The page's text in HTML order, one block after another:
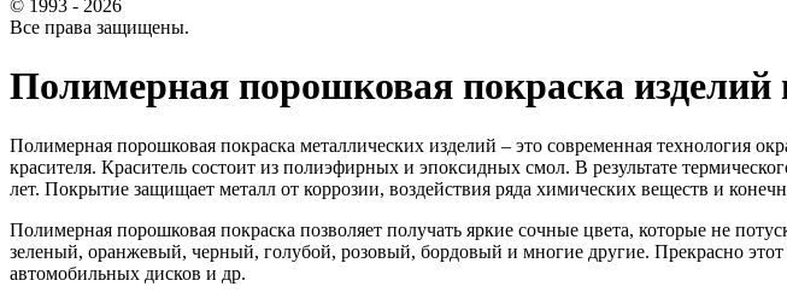
© 1993 - 2026
Все права защищены.
Полимерная порошковая покраска изделий
Полимерная порошковая покраска металлических изделий – это современная технология
красителя. Краситель состоит из полиэфирных и эпоксидных смол. В результате
лет. Покрытие защищает металл от коррозии, воздействия ряда химических веществ и
Полимерная порошковая покраска позволяет получать яркие сочные цвета, которые не
зеленый, оранжевый, черный, голубой, розовый, бордовый и многие другие. Прекрасно
автомобильных дисков и др.